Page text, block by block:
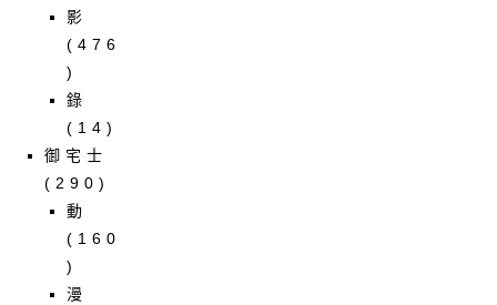
影
(476
)
錄
(14)
御宅士
(290)
動
(160
)
漫